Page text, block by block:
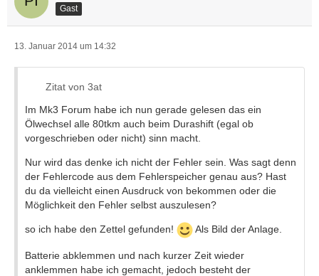
Gast
13. Januar 2014 um 14:32
Zitat von 3at
Im Mk3 Forum habe ich nun gerade gelesen das ein
Ölwechsel alle 80tkm auch beim Durashift (egal ob
vorgeschrieben oder nicht) sinn macht.
Nur wird das denke ich nicht der Fehler sein. Was sagt denn
der Fehlercode aus dem Fehlerspeicher genau aus? Hast
du da vielleicht einen Ausdruck von bekommen oder die
Möglichkeit den Fehler selbst auszulesen?
so ich habe den Zettel gefunden! Als Bild der Anlage.
Batterie abklemmen und nach kurzer Zeit wieder
anklemmen habe ich gemacht, jedoch besteht der